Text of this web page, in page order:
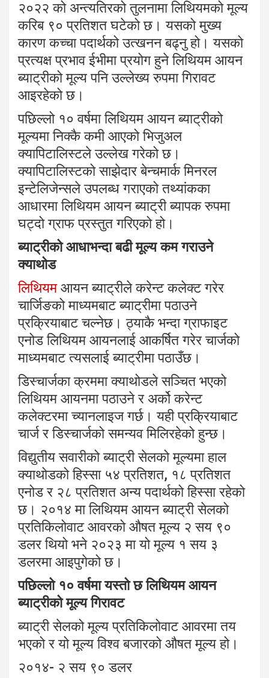
२०२२ को अन्त्यतिरको तुलनामा लिथियमको मूल्य
करिब ९० प्रतिशत घटेको छ। यसको मुख्य
कारण कच्चा पदार्थको उत्खनन बढ्नु हो। यसको
प्रत्यक्ष प्रभाव ईभीमा प्रयोग हुने लिथियम आयन
ब्याट्रीको मूल्य पनि उल्लेख्य रुपमा गिरावट
आइरहेको छ।
पछिल्लो १० वर्षमा लिथियम आयन ब्याट्रीको
मूल्यमा निक्कै कमी आएको भिजुअल
क्यापिटालिस्टले उल्लेख गरेको छ।
क्यापिटालिस्टको साझेदार बेन्चमार्क मिनरल
इन्टेलिजेन्सले उपलब्ध गराएको तथ्यांकका
आधारमा लिथियम आयन ब्याट्री ब्यापक रुपमा
घट्दो ग्राफ प्रस्तुत गरिएको हो।
ब्याट्रीको आधाभन्दा बढी मूल्य कम गराउने
क्याथोड
लिथियमआयन ब्याट्रीले करेन्ट कलेक्ट गरेर
चार्जिङको माध्यमबाट ब्याट्रीमा पठाउने
प्रक्रियाबाट चल्नेछ। ठ्याकै भन्दा ग्राफाइट
एनोड लिथियम आयनलाई आकर्षित गरेर चार्जको
माध्यमबाट त्यसलाई ब्याट्रीमा पठाउँछ।
डिस्चार्जका क्रममा क्याथोडले सञ्चित भएको
लिथियम आयनमा पठाउने र अर्को करेन्ट
कलेक्टरमा च्यानलाइज गर्छ। यही प्रक्रियाबाट
चार्ज र डिस्चार्जको समन्यव मिलिरहेको हुन्छ।
विद्युतीय सवारीको ब्याट्री सेलको मूल्यमा हाल
क्याथोडको हिस्सा ५४ प्रतिशत, १८ प्रतिशत
एनोड र २८ प्रतिशत अन्य पदार्थको हिस्सा रहेको
छ। २०१४ मा लिथियम आयन ब्याट्री सेलको
प्रतिकिलोवाट आवरको औषत मूल्य २ सय ९०
डलर थियो भने २०२३ मा यो मूल्य १ सय ३
डलरमा आइपुगेको छ।
पछिल्लो १० वर्षमा यस्तो छ लिथियम आयन
ब्याट्रीको मूल्य गिरावट
ब्याट्री सेलको मूल्य प्रतिकिलोवाट आवरमा तय
भएको र यो मूल्य विश्व बजारको औषत मूल्य हो।
२०१४- २ सय ९० डलर